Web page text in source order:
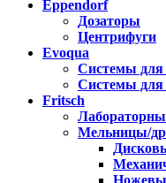
Eppendorf
Дозаторы
Центрифуги
Evoqua
Системы для
Системы для
Fritsch
Мельницы/